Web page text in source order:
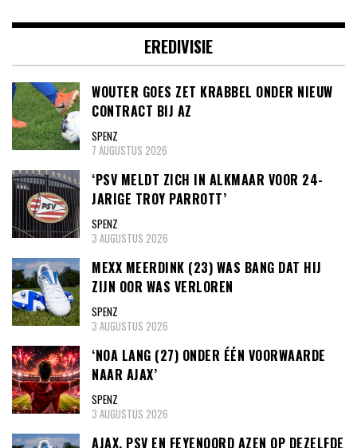
EREDIVISIE
WOUTER GOES ZET KRABBEL ONDER NIEUW
CONTRACT BIJ AZ
SPENZ
7 AUGUSTUS 2026
‘PSV MELDT ZICH IN ALKMAAR VOOR 24-
JARIGE TROY PARROTT’
SPENZ
3 AUGUSTUS 2026
MEXX MEERDINK (23) WAS BANG DAT HIJ
ZIJN OOR WAS VERLOREN
SPENZ
3 AUGUSTUS 2026
‘NOA LANG (27) ONDER ÉÉN VOORWAARDE
NAAR AJAX’
SPENZ
3 AUGUSTUS 2026
AJAX, PSV EN FEYENOORD AZEN OP DEZELFDE